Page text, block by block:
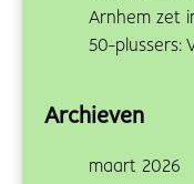
Arnhem zet
50-plussers:
Archieven
maart 2026